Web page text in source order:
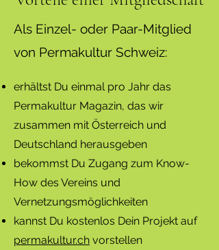
Als Einzel- oder Paar-Mitglied
von Permakultur Schweiz:
erhältst Du einmal pro Jahr das
Permakultur Magazin, das wir
zusammen mit Österreich und
Deutschland herausgeben
bekommst Du Zugang zum Know-
How des Vereins und
Vernetzungsmöglichkeiten
kannst Du kostenlos Dein Projekt auf
permakultur.ch vorstellen